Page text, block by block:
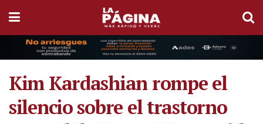
Kim Kardashian rompe el
silencio sobre el trastorno